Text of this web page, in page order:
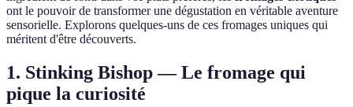
ont le pouvoir de transformer une dégustation en véritable aventure
sensorielle. Explorons quelques-uns de ces fromages uniques qui
méritent d'être découverts.
1. Stinking Bishop— Le fromage qui
pique la curiosité